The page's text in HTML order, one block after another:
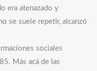
era atenazado y
se suele repetir, alcanzó
sociales
Más acá de las